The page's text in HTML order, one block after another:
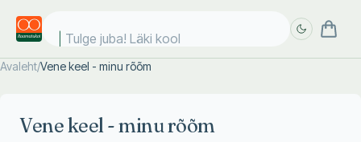
Tulge juba! Läki kooli
Avaleht/Vene keel - minu rõõm
Vene keel - minu rõõm